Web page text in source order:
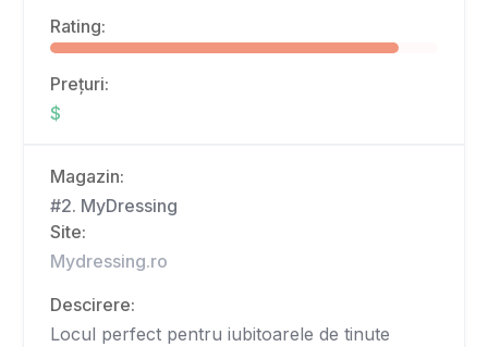
Rating:
Prețuri:
$
Magazin:
#2. MyDressing
Site:
Mydressing.ro
Descirere:
Locul perfect pentru iubitoarele de tinute